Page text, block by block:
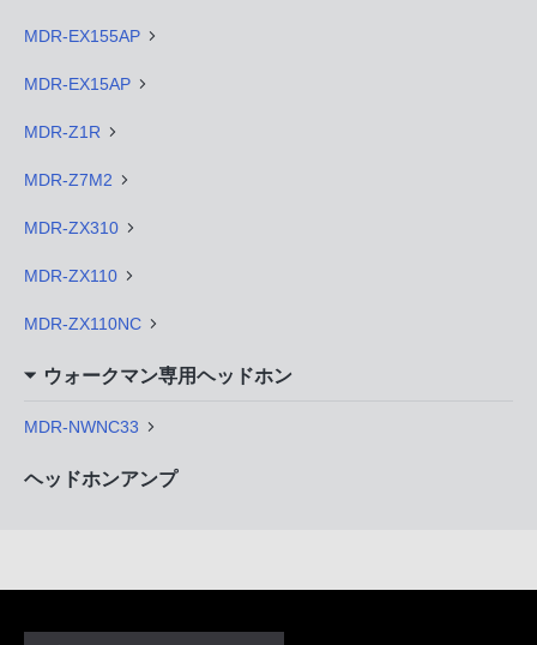
MDR-EX155AP
MDR-EX15AP
MDR-Z1R
MDR-Z7M2
MDR-ZX310
MDR-ZX110
MDR-ZX110NC
ウォークマン専用ヘッドホン
MDR-NWNC33
ヘッドホンアンプ